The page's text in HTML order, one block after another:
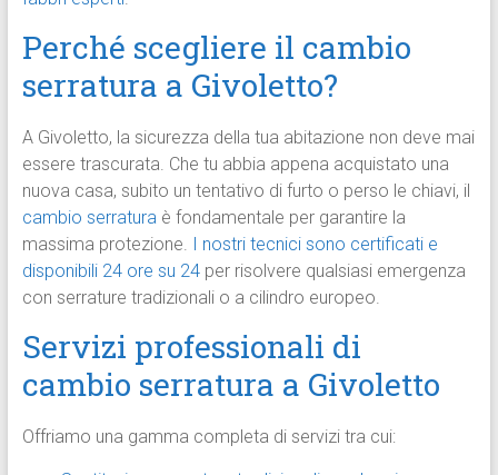
Perché scegliere il cambio
serratura a Givoletto?
A Givoletto, la sicurezza della tua abitazione non deve mai
essere trascurata. Che tu abbia appena acquistato una
nuova casa, subito un tentativo di furto o perso le chiavi, il
cambio serraturaè fondamentale per garantire la
massima protezione.
I nostri tecnici sono certificati e
disponibili 24 ore su 24per risolvere qualsiasi emergenza
con serrature tradizionali o a cilindro europeo.
Servizi professionali di
cambio serratura a Givoletto
Offriamo una gamma completa di servizi tra cui: